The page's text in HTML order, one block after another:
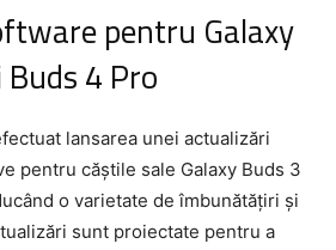
pentru Galaxy
4 Pro
lansarea unei actualizări
pentru căștile sale Galaxy Buds 3
o varietate de îmbunătățiri și
sunt proiectate pentru a